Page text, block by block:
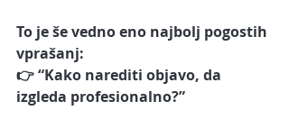
To je še vedno eno najbolj pogostih
vprašanj:
👉 “Kako narediti objavo, da
izgleda profesionalno?”